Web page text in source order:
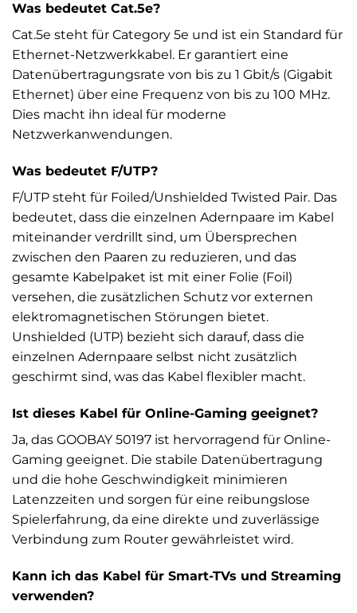
Was bedeutet Cat.5e?
Cat.5e steht für Category 5e und ist ein Standard für
Ethernet-Netzwerkkabel. Er garantiert eine
Datenübertragungsrate von bis zu 1 Gbit/s (Gigabit
Ethernet) über eine Frequenz von bis zu 100 MHz.
Dies macht ihn ideal für moderne
Netzwerkanwendungen.
Was bedeutet F/UTP?
F/UTP steht für Foiled/Unshielded Twisted Pair. Das
bedeutet, dass die einzelnen Adernpaare im Kabel
miteinander verdrillt sind, um Übersprechen
zwischen den Paaren zu reduzieren, und das
gesamte Kabelpaket ist mit einer Folie (Foil)
versehen, die zusätzlichen Schutz vor externen
elektromagnetischen Störungen bietet.
Unshielded (UTP) bezieht sich darauf, dass die
einzelnen Adernpaare selbst nicht zusätzlich
geschirmt sind, was das Kabel flexibler macht.
Ist dieses Kabel für Online-Gaming geeignet?
Ja, das GOOBAY 50197 ist hervorragend für Online-
Gaming geeignet. Die stabile Datenübertragung
und die hohe Geschwindigkeit minimieren
Latenzzeiten und sorgen für eine reibungslose
Spielerfahrung, da eine direkte und zuverlässige
Verbindung zum Router gewährleistet wird.
Kann ich das Kabel für Smart-TVs und Streaming
verwenden?